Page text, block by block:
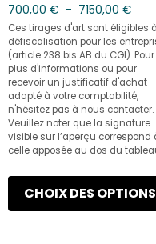
700,00 € – 7150,00 €
CHOIX DES OPTIONS